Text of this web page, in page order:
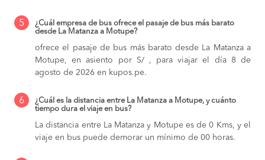
5
¿Cuál empresa de bus ofrece el pasaje de bus más barato
desde La Matanza a Motupe?
ofrece el pasaje de bus más barato desde La Matanza a
Motupe, en asiento por S/ , para viajar el día 8 de
agosto de 2026 en kupos.pe.
6
¿Cuál es la distancia entre La Matanza a Motupe, y cuánto
tiempo dura el viaje en bus?
La distancia entre La Matanza y Motupe es de 0 Kms, y el
viaje en bus puede demorar un mínimo de 00 horas.